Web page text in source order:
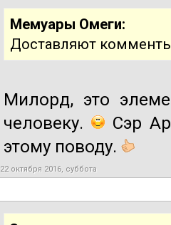
Мемуары Омеги:
Доставляют
Милорд, это
человеку.
Сэр
этому поводу.
22 октября 2016, суббота